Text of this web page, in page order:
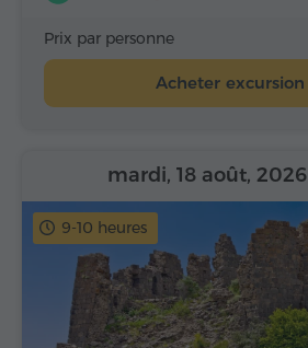
Prix par personne
Acheter excursion
9-10 heures
mardi, 18 août, 2026